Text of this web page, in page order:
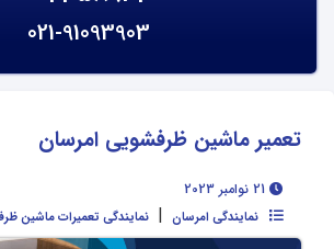
021-91093903
تعمیر ماشین ظرفشویی امرسان
نمایندگی امرسان | نمایندگی تعمیرات ماشین